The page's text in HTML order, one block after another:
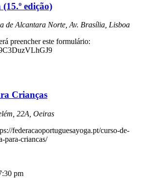
edição)
de Alcantara Norte, Av. Brasília, Lisboa
preencher este formulário:
Crianças
22A, Oeiras
federacaoportuguesayoga.pt/curso-de-
para-criancas/
pm